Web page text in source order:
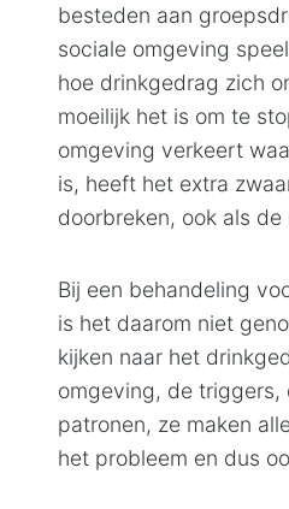
besteden aan
sociale omgeving
hoe drinkgedrag zich
moeilijk het is om te
omgeving verkeert
is, heeft het extra
doorbreken, ook als
Bij een behandeling
is het daarom niet
kijken naar het
omgeving, de triggers,
patronen, ze maken
het probleem en dus